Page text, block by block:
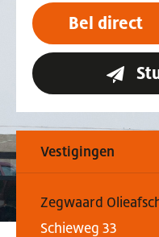
Bel direct
Vestigingen
Zegwaard
Schieweg 33